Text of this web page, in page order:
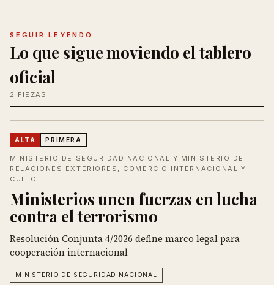
SEGUIR LEYENDO
Lo que sigue moviendo el tablero
oficial
2 PIEZAS
ALTA PRIMERA
MINISTERIO DE SEGURIDAD NACIONAL Y MINISTERIO DE
RELACIONES EXTERIORES, COMERCIO INTERNACIONAL Y
CULTO
Ministerios unen fuerzas en lucha
contra el terrorismo
Resolución Conjunta 4/2026 define marco legal para
cooperación internacional
MINISTERIO DE SEGURIDAD NACIONAL